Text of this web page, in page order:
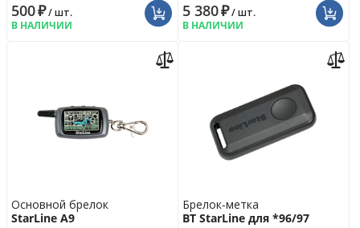
500₽/ шт.
В НАЛИЧИИ
5 380₽/ шт.
В НАЛИЧИИ
Основной брелок
StarLine A9
Брелок-метка
BT StarLine для *96/97